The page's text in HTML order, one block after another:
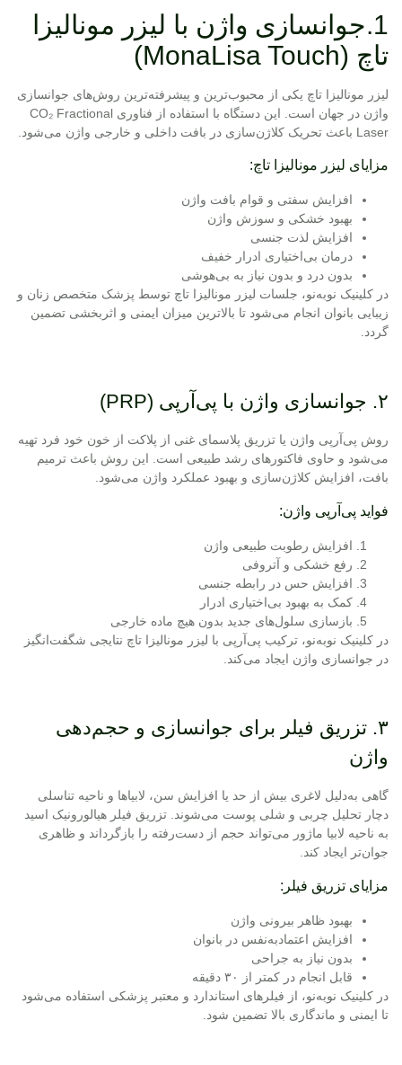
1.جوانسازی واژن با لیزر مونالیزا
تاچ (MonaLisa Touch)
لیزر مونالیزا تاچ یکی از محبوب‌ترین و پیشرفته‌ترین روش‌های جوانسازی
واژن در جهان است. این دستگاه با استفاده از فناوری CO₂ Fractional
Laser باعث تحریک کلاژن‌سازی در بافت داخلی و خارجی واژن می‌شود.
مزایای لیزر مونالیزا تاچ:
افزایش سفتی و قوام بافت واژن
بهبود خشکی و سوزش واژن
افزایش لذت جنسی
درمان بی‌اختیاری ادرار خفیف
بدون درد و بدون نیاز به بی‌هوشی
در کلینیک نوبه‌نو، جلسات لیزر مونالیزا تاچ توسط پزشک متخصص زنان و
زیبایی بانوان انجام می‌شود تا بالاترین میزان ایمنی و اثربخشی تضمین
گردد.
۲. جوانسازی واژن با پی‌آرپی (PRP)
روش پی‌آرپی واژن یا تزریق پلاسمای غنی از پلاکت از خون خود فرد تهیه
می‌شود و حاوی فاکتورهای رشد طبیعی است. این روش باعث ترمیم
بافت، افزایش کلاژن‌سازی و بهبود عملکرد واژن می‌شود.
فواید پی‌آرپی واژن:
افزایش رطوبت طبیعی واژن
رفع خشکی و آتروفی
افزایش حس در رابطه جنسی
کمک به بهبود بی‌اختیاری ادرار
بازسازی سلول‌های جدید بدون هیچ ماده خارجی
در کلینیک نوبه‌نو، ترکیب پی‌آرپی با لیزر مونالیزا تاچ نتایجی شگفت‌انگیز
در جوانسازی واژن ایجاد می‌کند.
۳. تزریق فیلر برای جوانسازی و حجم‌دهی
واژن
گاهی به‌دلیل لاغری بیش از حد یا افزایش سن، لابیاها و ناحیه تناسلی
دچار تحلیل چربی و شلی پوست می‌شوند. تزریق فیلر هیالورونیک اسید
به ناحیه لابیا ماژور می‌تواند حجم از دست‌رفته را بازگرداند و ظاهری
جوان‌تر ایجاد کند.
مزایای تزریق فیلر:
بهبود ظاهر بیرونی واژن
افزایش اعتمادبه‌نفس در بانوان
بدون نیاز به جراحی
قابل انجام در کمتر از ۳۰ دقیقه
در کلینیک نوبه‌نو، از فیلرهای استاندارد و معتبر پزشکی استفاده می‌شود
تا ایمنی و ماندگاری بالا تضمین شود.